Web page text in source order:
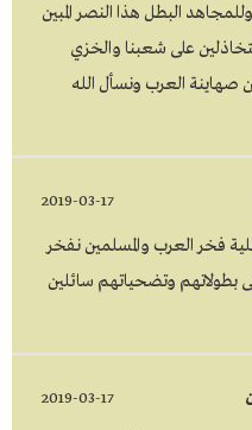
البطل هذا النصر المبين
على شعبنا والخزي
صهاينة العرب ونسأل الله
2019-03-17
فخر العرب والمسلمين نفخر
بطولاتهم وتضحياتهم سائلين
2019-03-17